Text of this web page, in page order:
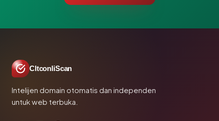
CltconliScan
Intelijen domain otomatis dan independen
untuk web terbuka.